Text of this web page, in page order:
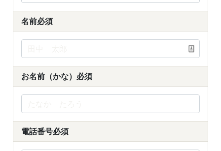
名前必須
お名前（かな） 必須
電話番号必須